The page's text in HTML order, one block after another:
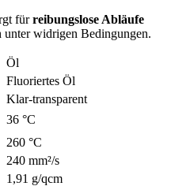
fürreibungslose Abläufe
unter widrigen Bedingungen.
Öl
Fluoriertes Öl
Klar-transparent
36 °C
260 °C
240 mm²/s
1,91 g/qcm